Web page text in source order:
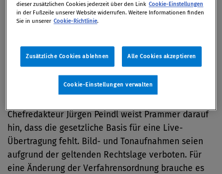
Nationalratspräsidentin Barbara Prammer macht
darauf aufmerksam, dass eine Live-Übertragung
nicht zur Debatte steht. Sie reagiert damit auf den
vom TV-Sender Puls 4 geäußerten Wunsch nach
Exklusivrechten für eine Live-Übertragung der
Sitzungen des Korruptions-
Chefredakteur Jürgen Peindl weist Prammer darauf
hin, dass die gesetzliche Basis für eine Live-
Übertragung fehlt. Bild- und Tonaufnahmen seien
aufgrund der geltenden Rechtslage verboten. Für
eine Änderung der Verfahrensordnung brauche es
dieser zusätzlichen Cookies jederzeit über den Link Cookie-Einstellungen
in der Fußzeile unserer Website widerrufen. Weitere Informationen finden
Sie in unserer Cookie-Richtlinie.
Zusätzliche Cookies ablehnen Alle Cookies akzeptieren
Cookie-Einstellungen verwalten